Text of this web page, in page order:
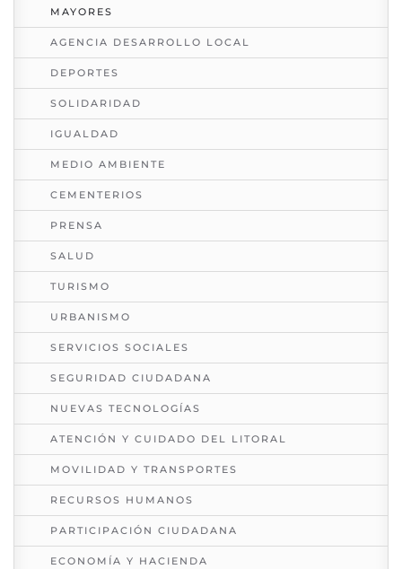
MAYORES
AGENCIA DESARROLLO LOCAL
DEPORTES
SOLIDARIDAD
IGUALDAD
MEDIO AMBIENTE
CEMENTERIOS
PRENSA
SALUD
TURISMO
URBANISMO
SERVICIOS SOCIALES
SEGURIDAD CIUDADANA
NUEVAS TECNOLOGÍAS
ATENCIÓN Y CUIDADO DEL LITORAL
MOVILIDAD Y TRANSPORTES
RECURSOS HUMANOS
PARTICIPACIÓN CIUDADANA
ECONOMÍA Y HACIENDA